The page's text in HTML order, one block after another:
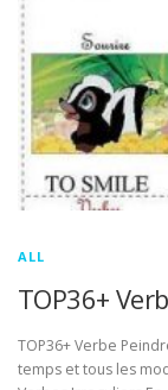
ALL
TOP36+
TOP36+ Verbe
temps et tous les